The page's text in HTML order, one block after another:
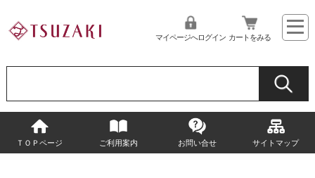
マイページへログイン カートをみる
ＴＯＰページ ご利用案内 お問い合せ サイトマップ